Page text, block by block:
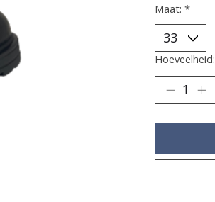
Maat: *
Hoeveelheid: